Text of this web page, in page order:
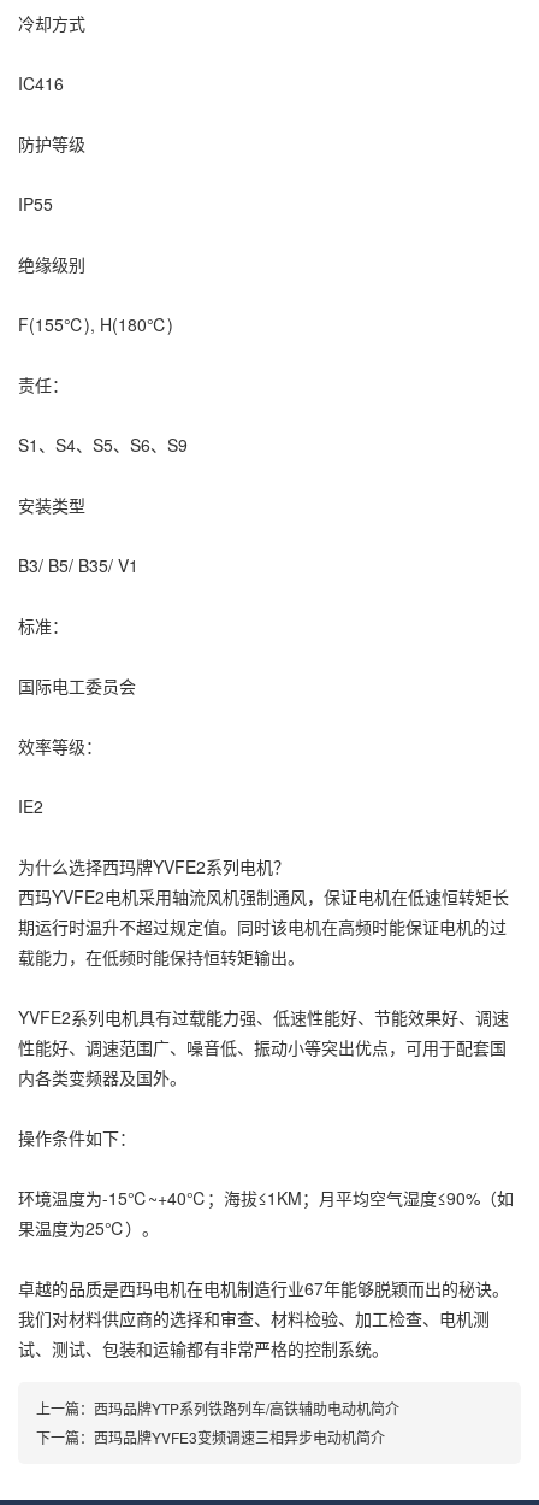
冷却方式
IC416
防护等级
IP55
绝缘级别
F(155℃), H(180℃)
责任：
S1、S4、S5、S6、S9
安装类型
B3/ B5/ B35/ V1
标准：
国际电工委员会
效率等级：
IE2
为什么选择西玛牌YVFE2系列电机？
西玛YVFE2电机采用轴流风机强制通风，保证电机在低速恒转矩长
期运行时温升不超过规定值。同时该电机在高频时能保证电机的过
载能力，在低频时能保持恒转矩输出。
YVFE2系列电机具有过载能力强、低速性能好、节能效果好、调速
性能好、调速范围广、噪音低、振动小等突出优点，可用于配套国
内各类变频器及国外。
操作条件如下：
环境温度为-15℃~+40℃；海拔≤1KM；月平均空气湿度≤90%（如
果温度为25℃）。
卓越的品质是西玛电机在电机制造行业67年能够脱颖而出的秘诀。
我们对材料供应商的选择和审查、材料检验、加工检查、电机测
试、测试、包装和运输都有非常严格的控制系统。
上一篇： 西玛品牌YTP系列铁路列车/高铁辅助电动机简介
下一篇： 西玛品牌YVFE3变频调速三相异步电动机简介